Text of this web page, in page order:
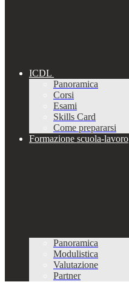
ICDL
Panoramica
Corsi
Esami
Skills Card
Come prepararsi
Formazione scuola-lavoro
Panoramica
Modulistica
Valutazione
Partner